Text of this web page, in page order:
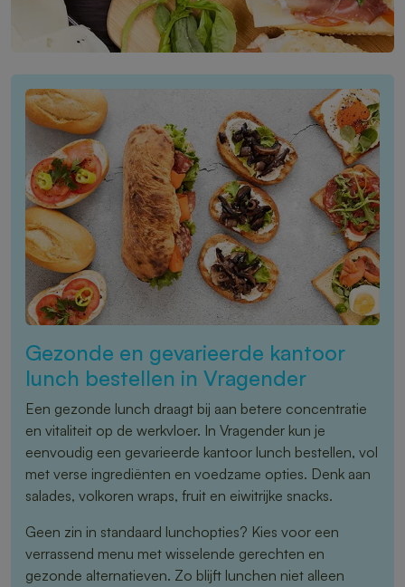
Gezonde en gevarieerde kantoor
lunch bestellen in Vragender
Een gezonde lunch draagt bij aan betere concentratie
en vitaliteit op de werkvloer. In Vragender kun je
eenvoudig een gevarieerde kantoor lunch bestellen, vol
met verse ingrediënten en voedzame opties. Denk aan
salades, volkoren wraps, fruit en eiwitrijke snacks.
Geen zin in standaard lunchopties? Kies voor een
verrassend menu met wisselende gerechten en
gezonde alternatieven. Zo blijft lunchen niet alleen